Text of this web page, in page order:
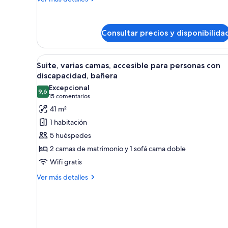
camas
(High
Floor)
Consultar precios y
Abrir
todas
las
fotos
de
Suite,
varias
camas,
accesible
para
personas
Habitación de hotel con dos
6
Suite, varias camas, accesible para personas con
discapacidad, bañera
9,69,6 de 10
Excepcional
15 comentarios
(15 comentarios)
41 m²
1 habitación
5 huéspedes
2 camas de matrimonio y 1 sofá cama doble
Wifi gratis
Ver más detalles
Más